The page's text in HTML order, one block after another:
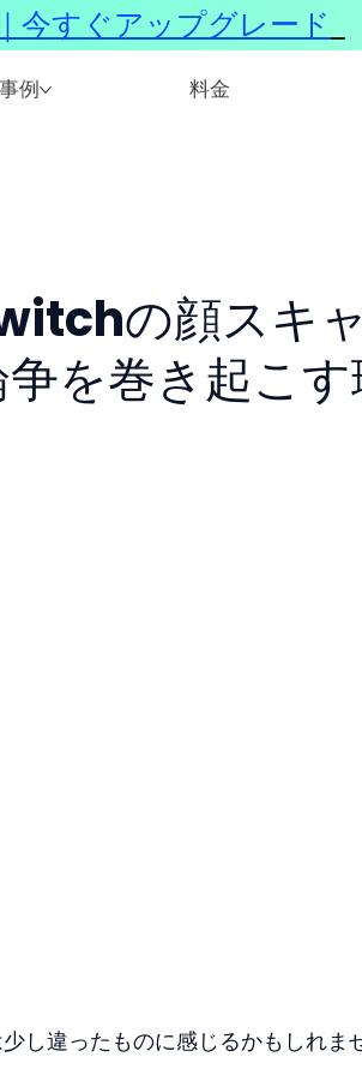
例 料金
の顔スキ
を巻き起こ
し違ったものに感じるかもしれま
今すぐアップグレード